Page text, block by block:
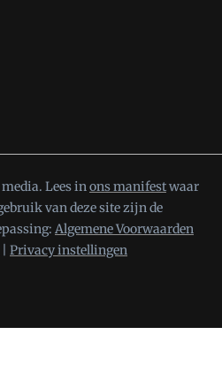
Lees inons manifestwaar
van deze site zijn de
Algemene Voorwaarden
Privacy instellingen